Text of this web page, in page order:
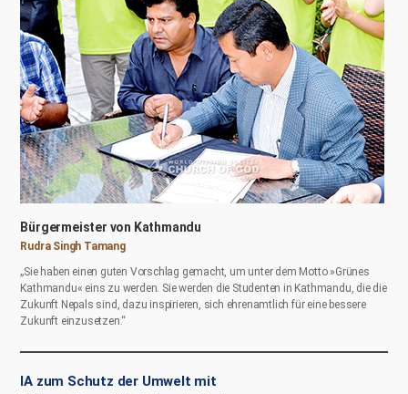
Bürgermeister von Kathmandu
Rudra Singh Tamang
„Sie haben einen guten Vorschlag gemacht, um unter dem Motto »Grünes
Kathmandu« eins zu werden. Sie werden die Studenten in Kathmandu, die die
Zukunft Nepals sind, dazu inspirieren, sich ehrenamtlich für eine bessere
Zukunft einzusetzen.“
IA zum Schutz der Umwelt mit